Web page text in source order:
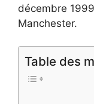
décembre
Manchester.
Table des